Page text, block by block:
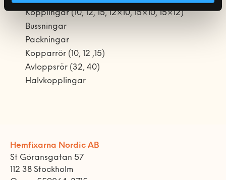
Kopplingar (10, 12, 15, 12×10, 15×10, 15×12)
Bussningar
Packningar
Kopparrör (10, 12 ,15)
Avloppsrör (32, 40)
Halvkopplingar
Hemfixarna Nordic AB
St Göransgatan 57
112 38 Stockholm